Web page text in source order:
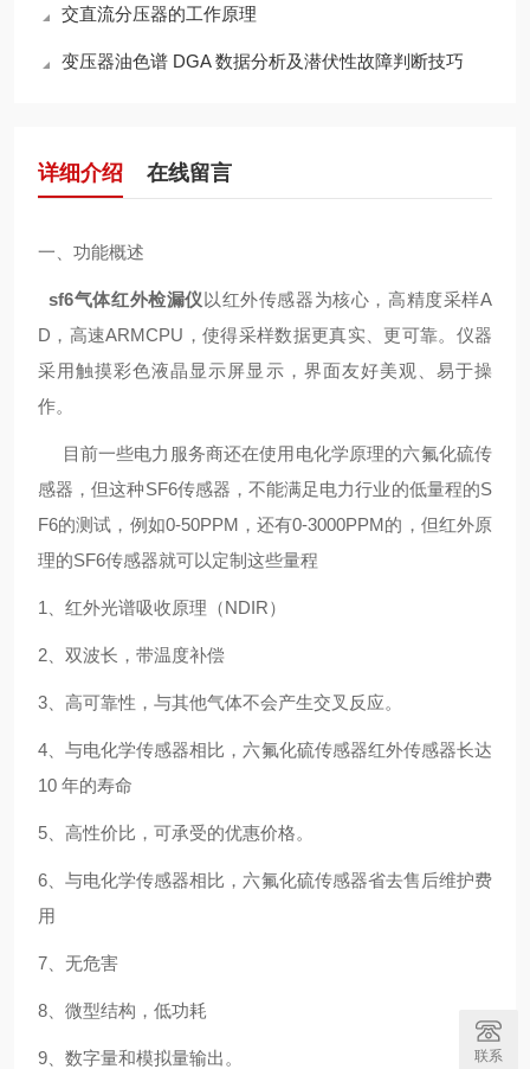
交直流分压器的工作原理
变压器油色谱 DGA 数据分析及潜伏性故障判断技巧
详细介绍 在线留言
一、功能概述
sf6气体红外检漏仪 以红外传感器为核心，高精度采样A
D，高速ARMCPU，使得采样数据更真实、更可靠。仪器
采用触摸彩色液晶显示屏显示，界面友好美观、易于操
作。
目前一些电力服务商还在使用电化学原理的六氟化硫传
感器，但这种SF6传感器，不能满足电力行业的低量程的S
F6的测试，例如0-50PPM，还有0-3000PPM的，但红外原
理的SF6传感器就可以定制这些量程
1、红外光谱吸收原理（NDIR）
2、双波长，带温度补偿
3、高可靠性，与其他气体不会产生交叉反应。
4、与电化学传感器相比，六氟化硫传感器红外传感器长达
10 年的寿命
5、高性价比，可承受的优惠价格。
6、与电化学传感器相比，六氟化硫传感器省去售后维护费
用
7、无危害
8、微型结构，低功耗
9、数字量和模拟量输出。 联系